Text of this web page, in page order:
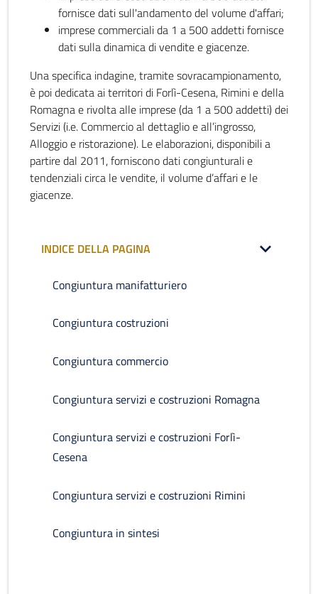
fornisce dati sull'andamento del volume d'affari;
imprese commerciali da 1 a 500 addetti fornisce
dati sulla dinamica di vendite e giacenze.
Una specifica indagine, tramite sovracampionamento,
è poi dedicata ai territori di Forlì-Cesena, Rimini e della
Romagna e rivolta alle imprese (da 1 a 500 addetti) dei
Servizi (i.e. Commercio al dettaglio e all’ingrosso,
Alloggio e ristorazione). Le elaborazioni, disponibili a
partire dal 2011, forniscono dati congiunturali e
tendenziali circa le vendite, il volume d’affari e le
giacenze.
INDICE DELLA PAGINA
Congiuntura manifatturiero
Congiuntura costruzioni
Congiuntura commercio
Congiuntura servizi e costruzioni Romagna
Congiuntura servizi e costruzioni Forlì-
Cesena
Congiuntura servizi e costruzioni Rimini
Congiuntura in sintesi